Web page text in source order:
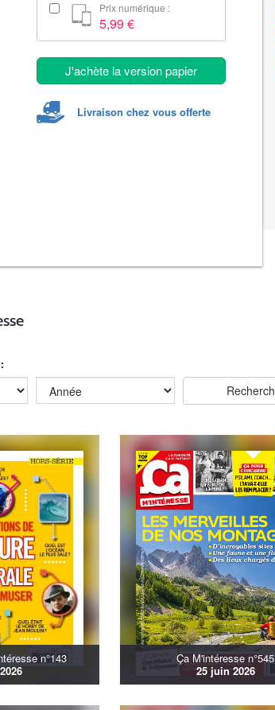
Prix numérique :
5,99 €
J'achète la version papier
Livraison chez vous offerte
n°143
Ça M'intéresse n°545
25 juin 2026